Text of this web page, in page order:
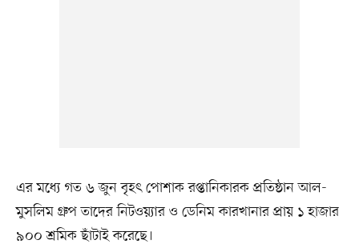
এর মধ্যে গত ৬ জুন বৃহৎ পোশাক রপ্তানিকারক প্রতিষ্ঠান আল-
মুসলিম গ্রুপ তাদের নিটওয়্যার ও ডেনিম কারখানার প্রায় ১ হাজার
৯০০ শ্রমিক ছাঁটাই করেছে।